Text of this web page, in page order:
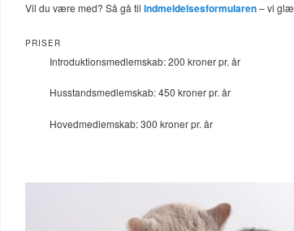
Vil du være med? Så gå til indmeldelsesformularen– vi
PRISER
Introduktionsmedlemskab: 200 kroner pr. år
Husstandsmedlemskab: 450 kroner pr. år
Hovedmedlemskab: 300 kroner pr. år